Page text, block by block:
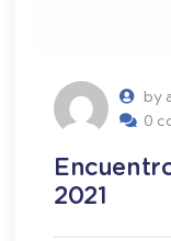
by
0
2021